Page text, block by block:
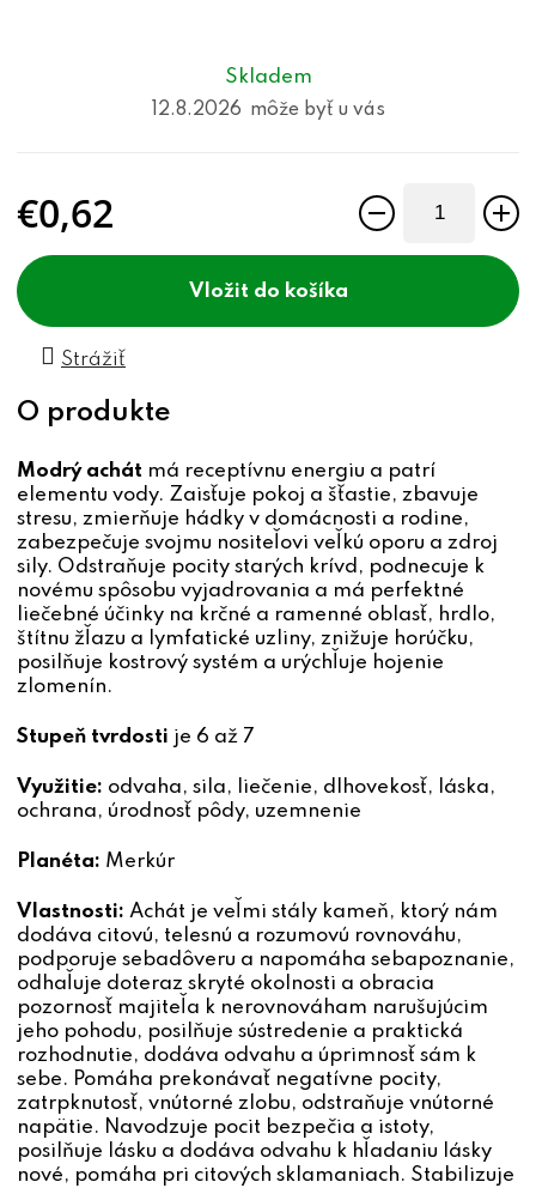
Skladem
12.8.2026
€0,62
do košíka
Strážiť
Modrý achát má receptívnu energiu a patrí
elementu vody. Zaisťuje pokoj a šťastie, zbavuje
stresu, zmierňuje hádky v domácnosti a rodine,
zabezpečuje svojmu nositeľovi veľkú oporu a zdroj
sily. Odstraňuje pocity starých krívd, podnecuje k
novému spôsobu vyjadrovania a má perfektné
liečebné účinky na krčné a ramenné oblasť, hrdlo,
štítnu žľazu a lymfatické uzliny, znižuje horúčku,
posilňuje kostrový systém a urýchľuje hojenie
zlomenín.
Stupeň tvrdosti je 6 až 7
Využitie: odvaha, sila, liečenie, dlhovekosť, láska,
ochrana, úrodnosť pôdy, uzemnenie
Planéta: Merkúr
Vlastnosti: Achát je veľmi stály kameň, ktorý nám
dodáva citovú, telesnú a rozumovú rovnováhu,
podporuje sebadôveru a napomáha sebapoznanie,
odhaľuje doteraz skryté okolnosti a obracia
pozornosť majiteľa k nerovnováham narušujúcim
jeho pohodu, posilňuje sústredenie a praktická
rozhodnutie, dodáva odvahu a úprimnosť sám k
sebe. Pomáha prekonávať negatívne pocity,
zatrpknutosť, vnútorné zlobu, odstraňuje vnútorné
napätie. Navodzuje pocit bezpečia a istoty,
posilňuje lásku a dodáva odvahu k hľadaniu lásky
nové, pomáha pri citových sklamaniach. Stabilizuje